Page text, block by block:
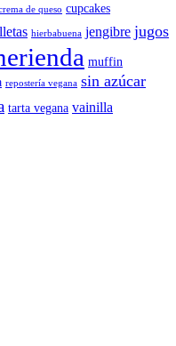
de queso cupcakes
hierbabuena jengibre jugos
muffin
repostería vegana sin azúcar
tarta vegana vainilla